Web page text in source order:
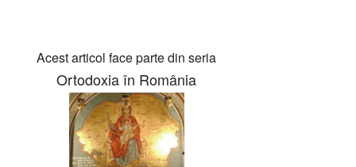
Acest articol face parte din seria
Ortodoxia în România